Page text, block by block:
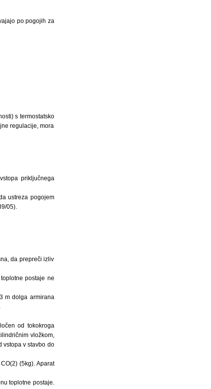
po pogojih za
s termostatsko
regulacije, mora
priključnega
ustreza pogojem
05).
da prepreči izliv
postaje ne
m dolga armirana
od tokokroga
vložkom,
vstopa v stavbo do
(5kg). Aparat
toplotne postaje.